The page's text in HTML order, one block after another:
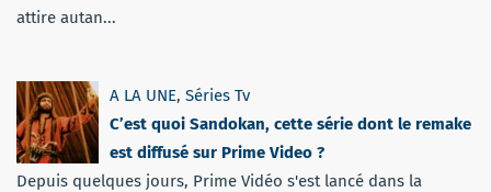
attire autan...
A LA UNE, Séries Tv
C’est quoi Sandokan, cette série dont le remake
est diffusé sur Prime Video ?
Depuis quelques jours, Prime Vidéo s'est lancé dans la